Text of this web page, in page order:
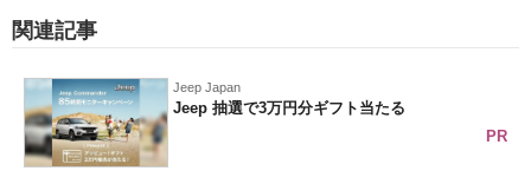
関連記事
Jeep Japan
Jeep 抽選で3万円分ギフト当たる
PR